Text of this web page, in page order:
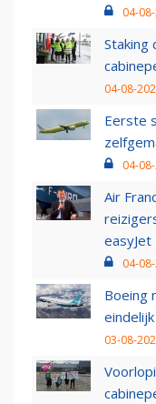
04-
Staking
04-08-
Eerste
04-
Air
easyJet
04-
Boeing
03-08-